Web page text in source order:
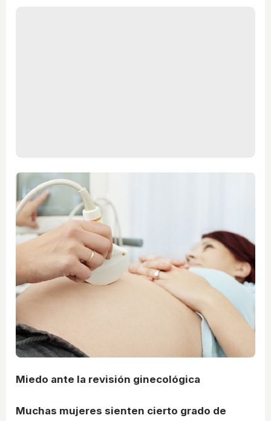
Miedo ante la revisión ginecológica
Muchas mujeres sienten cierto grado de